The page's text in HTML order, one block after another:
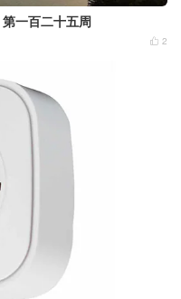
一百二十五周
 2